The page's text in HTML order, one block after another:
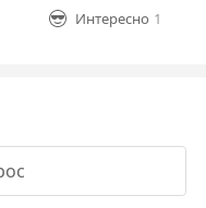
Интересно 1